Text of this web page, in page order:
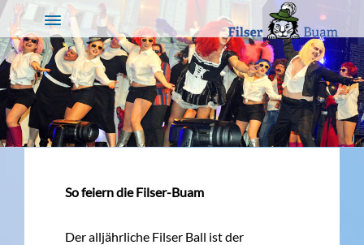
So feiern die Filser-Buam
Der alljährliche Filser Ball ist der